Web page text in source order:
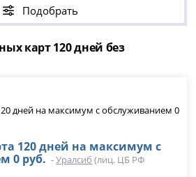
Подобрать
карт 120 дней без
120 дней на максимум с
0 руб. -Уралсиб (лиц. ЦБ РФ